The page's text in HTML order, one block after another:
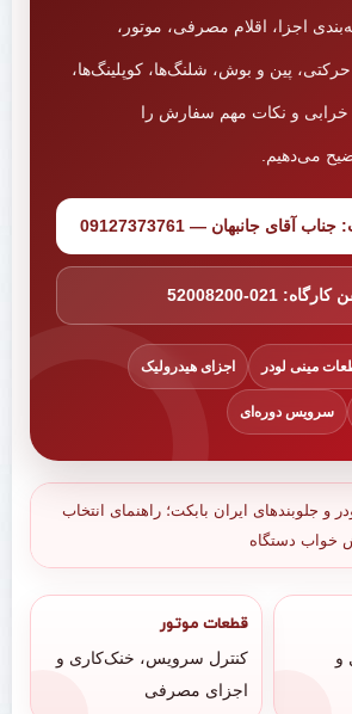
اجزا، اقلام مصرفی، موتور،
پین و بوش، شلنگ‌ها، کوپلینگ‌ها،
خرابی و نکات مهم سفارش را
می‌دهیم.
آقای جانبهان — 09127373761
021-52008200
مینی لودر اجزای هیدرولیک
سرویس دوره‌ای
و جلوبندهای ایران بابکت؛ راهنمای انتخاب
خواب دستگاه
و
قطعات موتور
کنترل سرویس، خنک‌کاری و
اجزای مصرفی